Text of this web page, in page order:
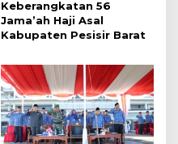
Keberangkatan 56
Jama’ah Haji Asal
Kabupaten Pesisir Barat